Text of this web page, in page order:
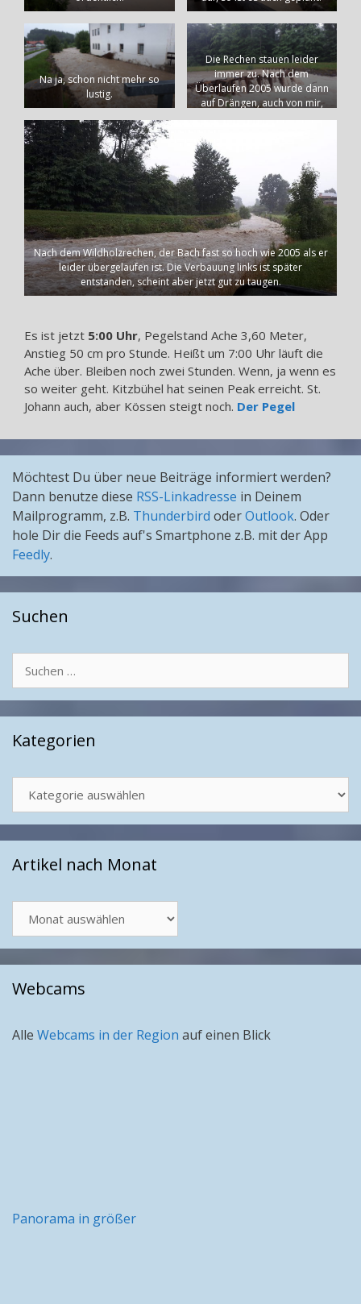
Na ja, schon nicht mehr so
lustig.
Die Rechen stauen leider
immer zu. Nach dem
Überlaufen 2005 wurde dann
auf Drängen, auch von mir,
der Damm um einen Meter
Nach dem Wildholzrechen, der Bach fast so hoch wie 2005 als er
leider übergelaufen ist. Die Verbauung links ist später
entstanden, scheint aber jetzt gut zu taugen.
Es ist jetzt 5:00 Uhr, Pegelstand Ache 3,60 Meter,
Anstieg 50 cm pro Stunde. Heißt um 7:00 Uhr läuft die
Ache über. Bleiben noch zwei Stunden. Wenn, ja wenn es
so weiter geht. Kitzbühel hat seinen Peak erreicht. St.
Johann auch, aber Kössen steigt noch. Der Pegel
Möchtest Du über neue Beiträge informiert werden?
Dann benutze diese RSS-Linkadresse in Deinem
Mailprogramm, z.B. Thunderbird oderOutlook. Oder
hole Dir die Feeds auf's Smartphone z.B. mit der App
Feedly.
Suchen
nach:
Kategorien
Artikel nach Monat
nach
Monat
Webcams
Alle Webcams in der Region auf einen Blick
Panorama in größer